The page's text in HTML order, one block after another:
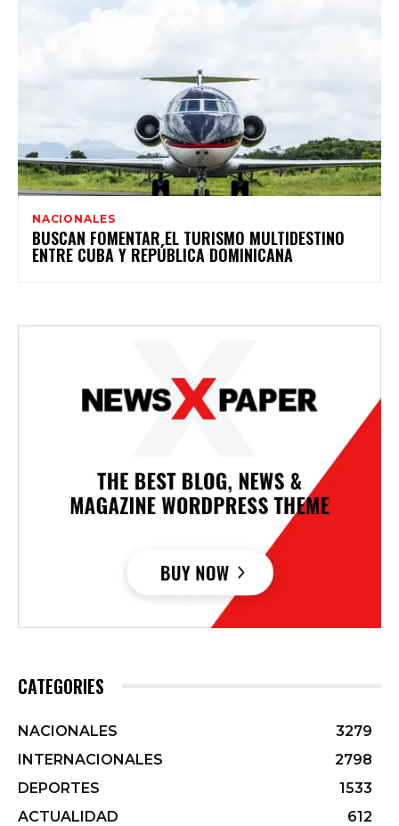
NACIONALES
BUSCAN FOMENTAR EL TURISMO MULTIDESTINO
ENTRE CUBA Y REPÚBLICA DOMINICANA
CATEGORIES
NACIONALES
3279
INTERNACIONALES
2798
DEPORTES
1533
ACTUALIDAD
612